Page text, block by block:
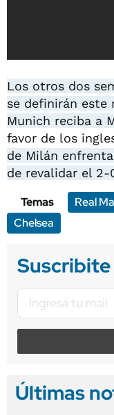
Los otros dos
se definirán este
Munich reciba a
favor de los
de Milán
de revalidar el
Temas
Real
Chelsea
Últimas